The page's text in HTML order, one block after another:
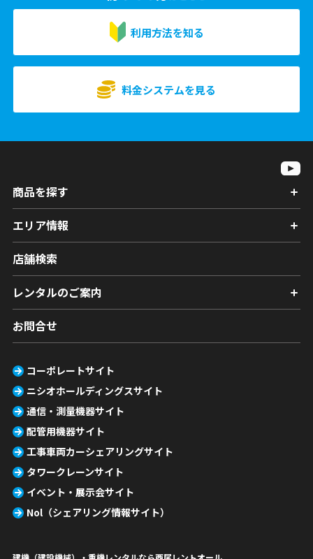
利用方法を知る
料金システムを見る
商品を探す
エリア情報
店舗検索
レンタルのご案内
お問合せ
コーポレートサイト
ニシオホールディングスサイト
通信・測量機器サイト
配管用機器サイト
工事車両カーシェアリングサイト
タワークレーンサイト
イベント・展示会サイト
Nol（シェアリング情報サイト）